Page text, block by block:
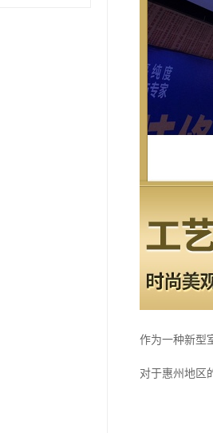
作为一种新型
对于惠州地区